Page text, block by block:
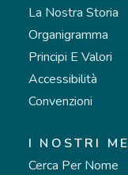
La Nostra Storia
Organigramma
Principi E Valori
Accessibilità
Convenzioni
I NOSTRI
Cerca Per Nome